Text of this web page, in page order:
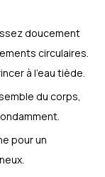
doucement
circulaires.
à l’eau tiède.
du corps,
pour un